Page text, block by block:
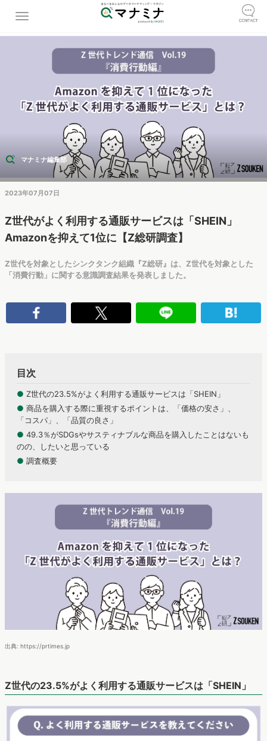
マナミナ編集部
2023年07月07日
Z世代がよく利用する通販サービスは「SHEIN」
Amazonを抑えて1位に【Z総研調査】
Z世代を対象としたシンクタンク組織『Z総研』は、Z世代を対象とした
「消費行動」に関する意識調査結果を発表しました。
目次
● Z世代の23.5%がよく利用する通販サービスは「SHEIN」
● 商品を購入する際に重視するポイントは、「価格の安さ」、
「コスパ」、「品質の良さ」
● 49.3％がSDGsやサスティナブルな商品を購入したことはないも
のの、したいと思っている
● 調査概要
出典: https://prtimes.jp
Z世代の23.5%がよく利用する通販サービスは「SHEIN」